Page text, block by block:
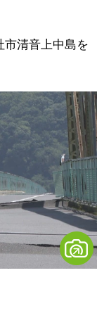
清音上中島を